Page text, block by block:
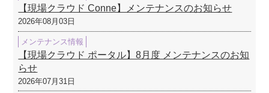
【現場クラウド Conne】メンテナンスのお知らせ
2026年08月03日
メンテナンス情報
【現場クラウド ポータル】8月度 メンテナンスのお知
らせ
2026年07月31日